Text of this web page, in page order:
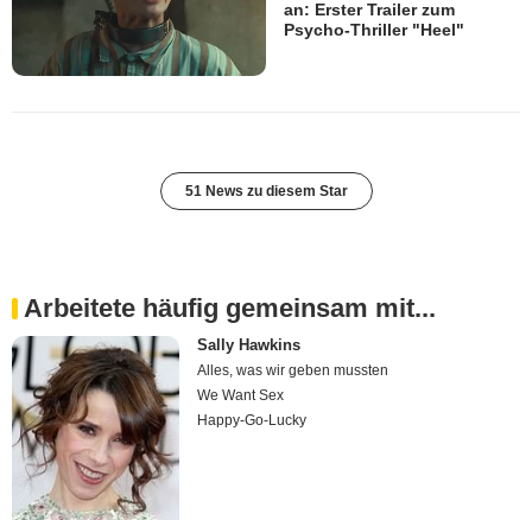
an: Erster Trailer zum
Psycho-Thriller "Heel"
51 News zu diesem Star
Arbeitete häufig gemeinsam mit...
Sally Hawkins
Alles, was wir geben mussten
We Want Sex
Happy-Go-Lucky